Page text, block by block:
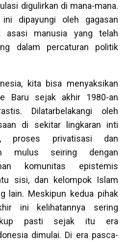
digulirkan di mana-mana.
dipayungi oleh gagasan
asasi manusia yang telah
dalam percaturan politik
kita bisa menyaksikan
Baru sejak akhir 1980-an
Dilatarbelakangi oleh
di sekitar lingkaran inti
proses privatisasi dan
mulus seiring dengan
komunitas epistemis
sisi, dan kelompok Islam
lain. Meskipun kedua pihak
ini kelihatannya sering
pasti sejak itu era
dimulai. Di era pasca-